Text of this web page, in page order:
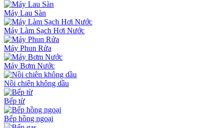
Máy Lau Sàn
Máy Làm Sạch Hơi Nước
Máy Phun Rửa
Máy Bơm Nước
Nồi chiên không dầu
Bếp từ
Bếp hồng ngoại